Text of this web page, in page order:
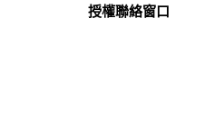
授權聯絡窗口